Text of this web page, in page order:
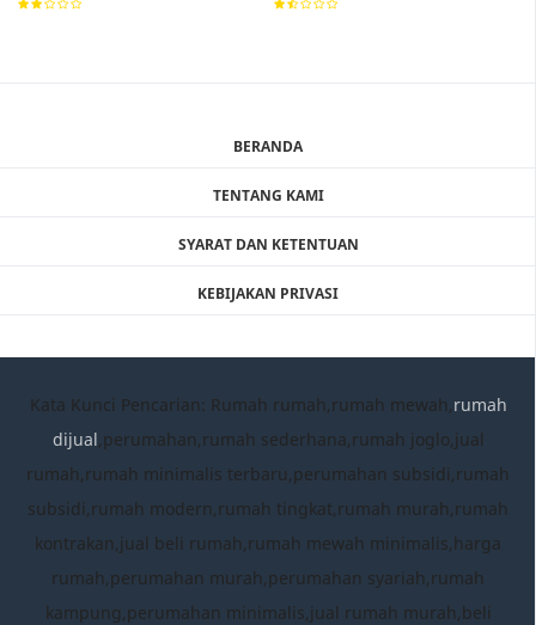
BERANDA
TENTANG KAMI
SYARAT DAN KETENTUAN
KEBIJAKAN PRIVASI
Kata Kunci Pencarian: Rumah rumah,rumah mewah,rumah
dijual,perumahan,rumah sederhana,rumah joglo,jual
rumah,rumah minimalis terbaru,perumahan subsidi,rumah
subsidi,rumah modern,rumah tingkat,rumah murah,rumah
kontrakan,jual beli rumah,rumah mewah minimalis,harga
rumah,perumahan murah,perumahan syariah,rumah
kampung,perumahan minimalis,jual rumah murah,beli